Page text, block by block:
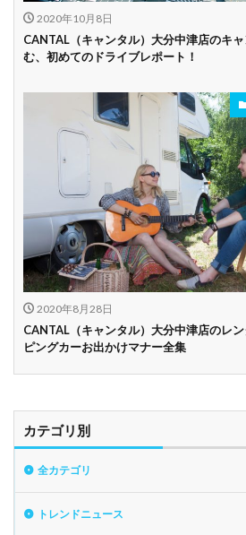
2020年10月8日
CANTAL（キャンタル）大分中津店のキ
む、初めてのドライブレポート！
2020年8月28日
CANTAL（キャンタル）大分中津店のレ
ピングカーお出かけマナー全集
カテゴリ別
全カテゴリ
トレンドニュース